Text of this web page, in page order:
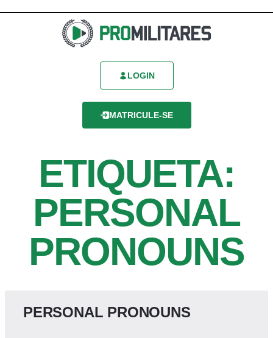
LOGIN
MATRICULE-SE
ETIQUETA:
PERSONAL
PRONOUNS
PERSONAL PRONOUNS